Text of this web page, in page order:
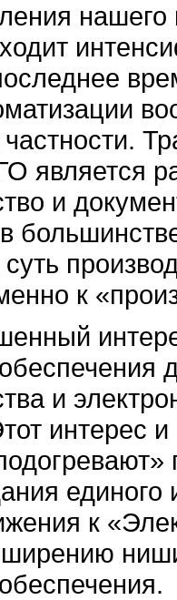
является
и
к
и
интерес
к